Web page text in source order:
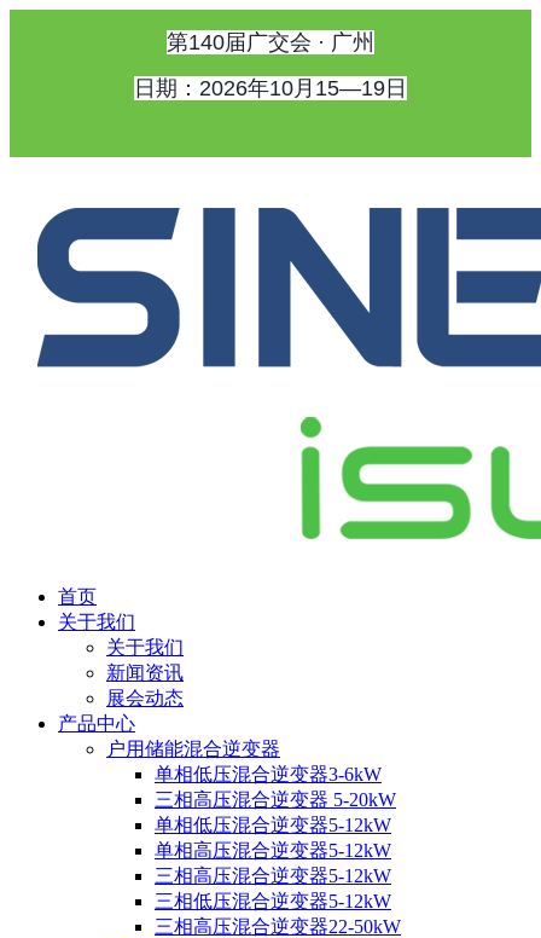
第140届广交会 · 广州
日期：2026年10月15—19日
首页
关于我们
关于我们
新闻资讯
展会动态
产品中心
户用储能混合逆变器
单相低压混合逆变器3-6kW
三相高压混合逆变器 5-20kW
单相低压混合逆变器5-12kW
单相高压混合逆变器5-12kW
三相高压混合逆变器5-12kW
三相低压混合逆变器5-12kW
三相高压混合逆变器22-50kW